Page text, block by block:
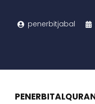
penerbitjabal